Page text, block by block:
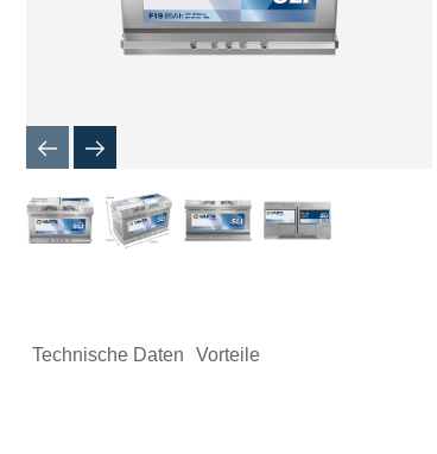
Technische Daten Vorteile